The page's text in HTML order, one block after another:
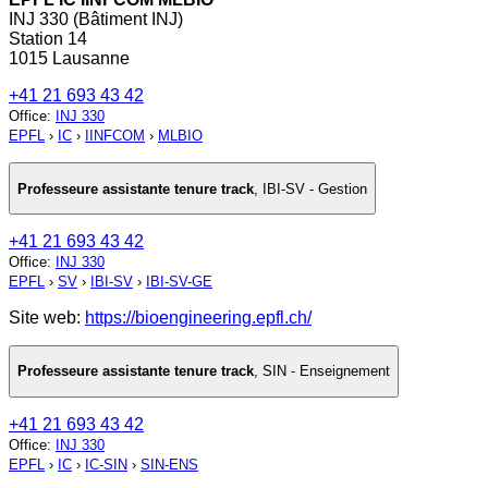
INJ 330 (Bâtiment INJ)
Station 14
1015 Lausanne
+41 21 693 43 42
Office:
INJ 330
EPFL › IC › IINFCOM › MLBIO
Professeure assistante tenure track IBI-SV - Gestion
+41 21 693 43 42
Office:
INJ 330
EPFL › SV › IBI-SV › IBI-SV-GE
Site web: https://bioengineering.epfl.ch/
Professeure assistante tenure track, SIN - Enseignement
+41 21 693 43 42
Office: INJ 330
EPFL › IC › IC-SIN › SIN-ENS